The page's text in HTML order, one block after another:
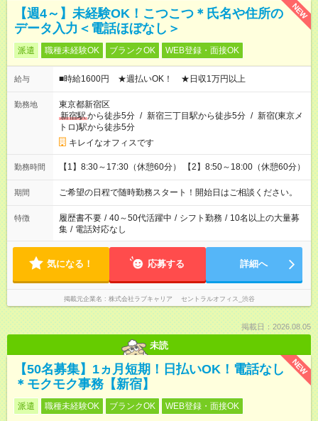
NEW
【週4～】未経験OK！こつこつ＊氏名や住所の
データ入力＜電話ほぼなし＞
派遣 職種未経験OK ブランクOK WEB登録・面接OK
給与 ■時給1600円 ★週払いOK！ ★日収1万円以上
勤務地
東京都新宿区
新宿駅から徒歩5分 / 新宿三丁目駅から徒歩5分 / 新宿(東京メ
トロ)駅から徒歩5分
キレイなオフィスです
勤務時間 【1】8:30～17:30（休憩60分） 【2】8:50～18:00（休憩60分）
期間 ご希望の日程で随時勤務スタート！開始日はご相談ください。
特徴 履歴書不要 / 40～50代活躍中 / シフト勤務 / 10名以上の大量募
集 / 電話対応なし
気になる！ 応募する 詳細へ
掲載元企業名 株式会社ラブキャリア セントラルオフィス_渋谷
掲載日：2026.08.05
未読
NEW
【50名募集】1ヵ月短期！日払いOK！電話なし
＊モクモク事務【新宿】
派遣 職種未経験OK ブランクOK WEB登録・面接OK